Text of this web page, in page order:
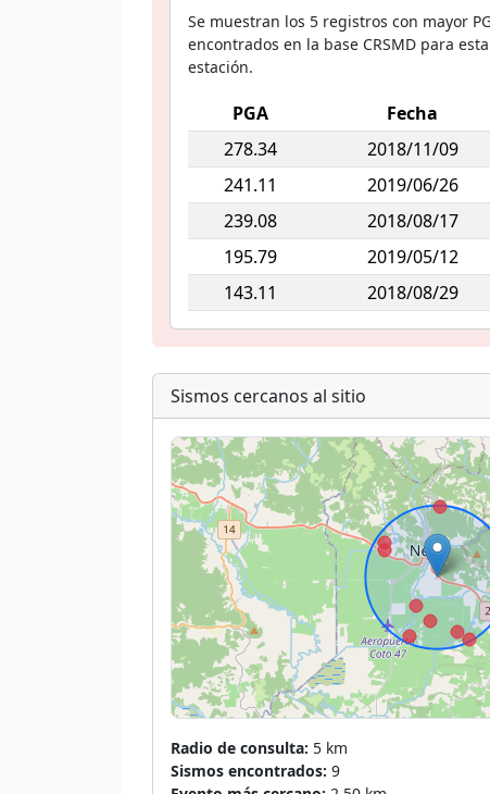
Se muestran los 5 registros con mayor
encontrados en la base CRSMD para esta
estación.
PGA
Fecha
278.34
2018/11/09
241.11
2019/06/26
239.08
2018/08/17
195.79
2019/05/12
143.11
2018/08/29
Sismos cercanos al sitio
Radio de consulta: 5 km
Sismos encontrados: 9